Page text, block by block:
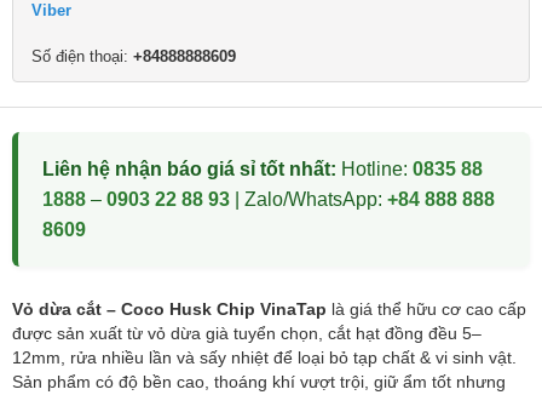
Viber
Số điện thoại: +84888888609
Liên hệ nhận báo giá sỉ tốt nhất: Hotline: 0835 88
1888 – 0903 22 88 93 | Zalo/WhatsApp: +84 888 888
8609
Vỏ dừa cắt – Coco Husk Chip VinaTap là giá thể hữu cơ cao cấp
được sản xuất từ vỏ dừa già tuyển chọn, cắt hạt đồng đều 5–
12mm, rửa nhiều lần và sấy nhiệt để loại bỏ tạp chất & vi sinh vật.
Sản phẩm có độ bền cao, thoáng khí vượt trội, giữ ẩm tốt nhưng